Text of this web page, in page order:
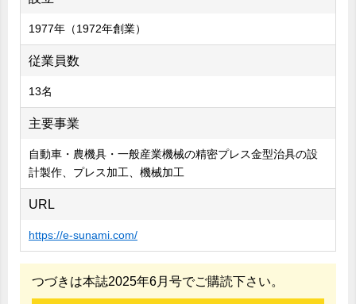
1977年（1972年創業）
従業員数
13名
主要事業
自動車・農機具・一般産業機械の精密プレス金型治具の設
計製作、プレス加工、機械加工
URL
https://e-sunami.com/
つづきは本誌2025年6月号でご購読下さい。